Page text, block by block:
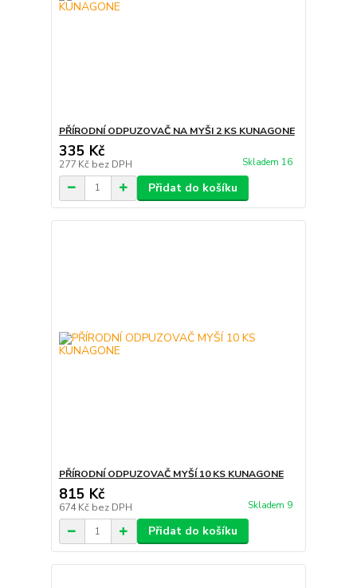
PŘÍRODNÍ ODPUZOVAČ NA MYŠI 2 KS KUNAGONE
335 Kč
277 Kč bez DPH Skladem 16
Přidat do košíku
PŘÍRODNÍ ODPUZOVAČ MYŠÍ 10 KS KUNAGONE
815 Kč
674 Kč bez DPH Skladem 9
Přidat do košíku